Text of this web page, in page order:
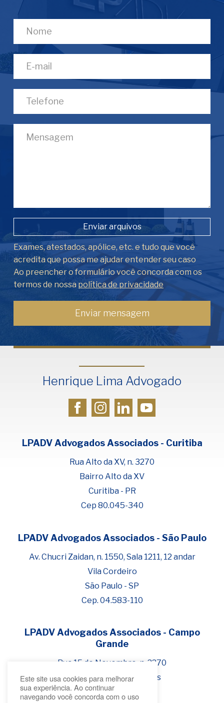
Fale com Henrique Lima
Cadastre-se para começar uma
conversa no WhatsApp
Enviar arquivos
Exames, atestados, apólice, etc. e tudo que você
acredita que possa me ajudar entender seu caso
Ao preencher o formulário você concorda com os
termos de nossa política de privacidade
Henrique Lima Advogado
LPADV Advogados Associados - Curitiba
Rua Alto da XV, n. 3270
Bairro Alto da XV
Curitiba - PR
Cep 80.045-340
LPADV Advogados Associados - São Paulo
Av. Chucri Zaidan, n. 1550, Sala 1211, 12 andar
Vila Cordeiro
São Paulo - SP
Cep. 04.583-110
LPADV Advogados Associados - Campo
Grande
Rua 15 de Novembro, n. 2270
Bairro Jardim dos Estados
Campo Grande - MS
Este site usa cookies para melhorar
sua experiência. Ao continuar
navegando você concorda com o uso